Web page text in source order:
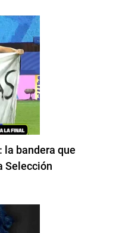
la bandera que
Selección